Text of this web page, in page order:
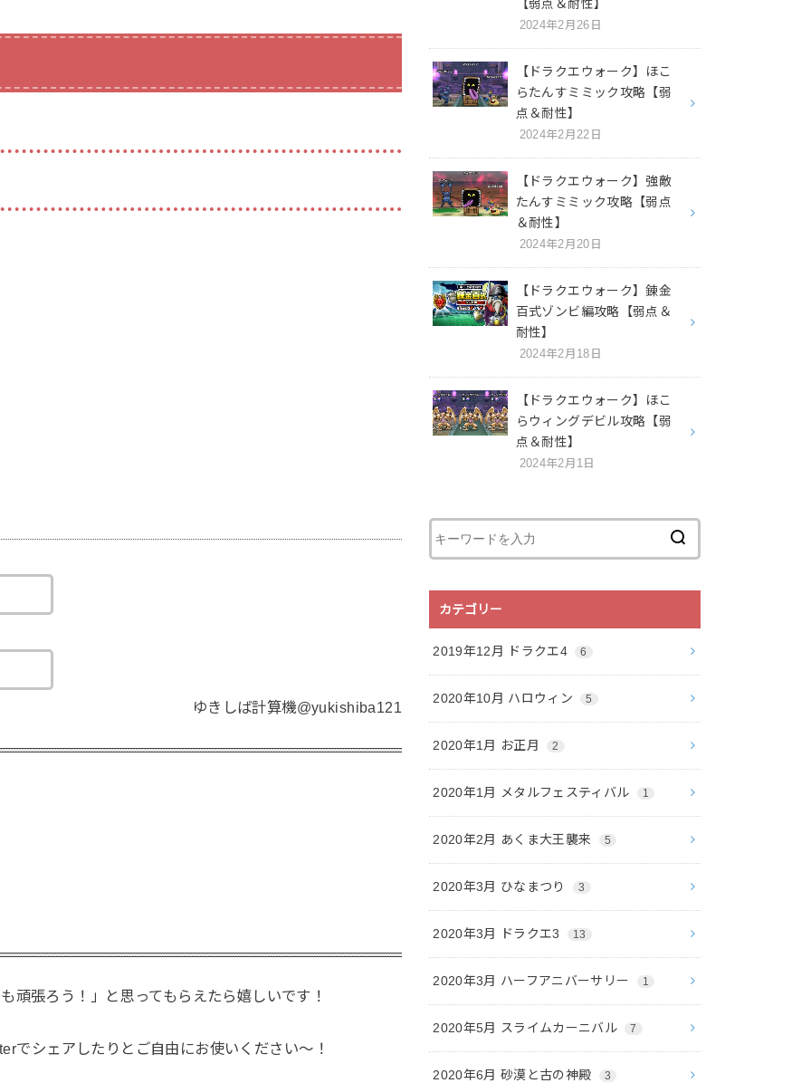
ゆきしば計算機@yukishiba121
頑張ろう！」と思ってもらえたら嬉しいです！
でシェアしたりとご自由にお使いください〜！
【弱点＆耐性】
2024年2月26日
【ドラクエウォーク】ほこ
らたんすミミック攻略【弱
点＆耐性】
2024年2月22日
【ドラクエウォーク】強敵
たんすミミック攻略【弱点
＆耐性】
2024年2月20日
【ドラクエウォーク】錬金
百式ゾンビ編攻略【弱点＆
耐性】
2024年2月18日
【ドラクエウォーク】ほこ
らウィングデビル攻略【弱
点＆耐性】
2024年2月1日
カテゴリー
2019年12月 ドラクエ4 6
2020年10月 ハロウィン 5
2020年1月 お正月 2
2020年1月 メタルフェスティバル 1
2020年2月 あくま大王襲来 5
2020年3月 ひなまつり 3
2020年3月 ドラクエ3 13
2020年3月 ハーフアニバーサリー 1
2020年5月 スライムカーニバル 7
2020年6月 砂漠と古の神殿 3